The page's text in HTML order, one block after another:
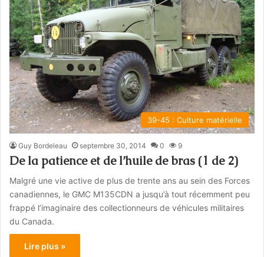
39-45 : Culture matérielle
Guy Bordeleau septembre 30, 2014 0 9
De la patience et de l’huile de bras (1 de 2)
Malgré une vie active de plus de trente ans au sein des Forces
canadiennes, le GMC M135CDN a jusqu’à tout récemment peu
frappé l’imaginaire des collectionneurs de véhicules militaires
du Canada.
Lire plus »